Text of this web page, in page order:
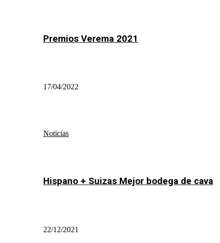
Premios Verema 2021
17/04/2022
Noticias
Hispano + Suizas Mejor bodega de cava
22/12/2021